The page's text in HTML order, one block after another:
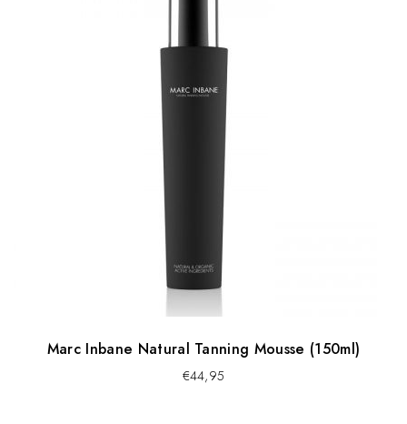
Marc Inbane Natural Tanning Mousse (150ml)
€44,95